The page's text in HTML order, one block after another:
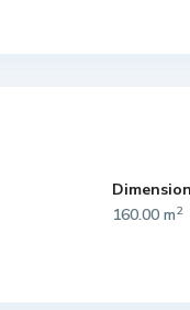
160.00 m2